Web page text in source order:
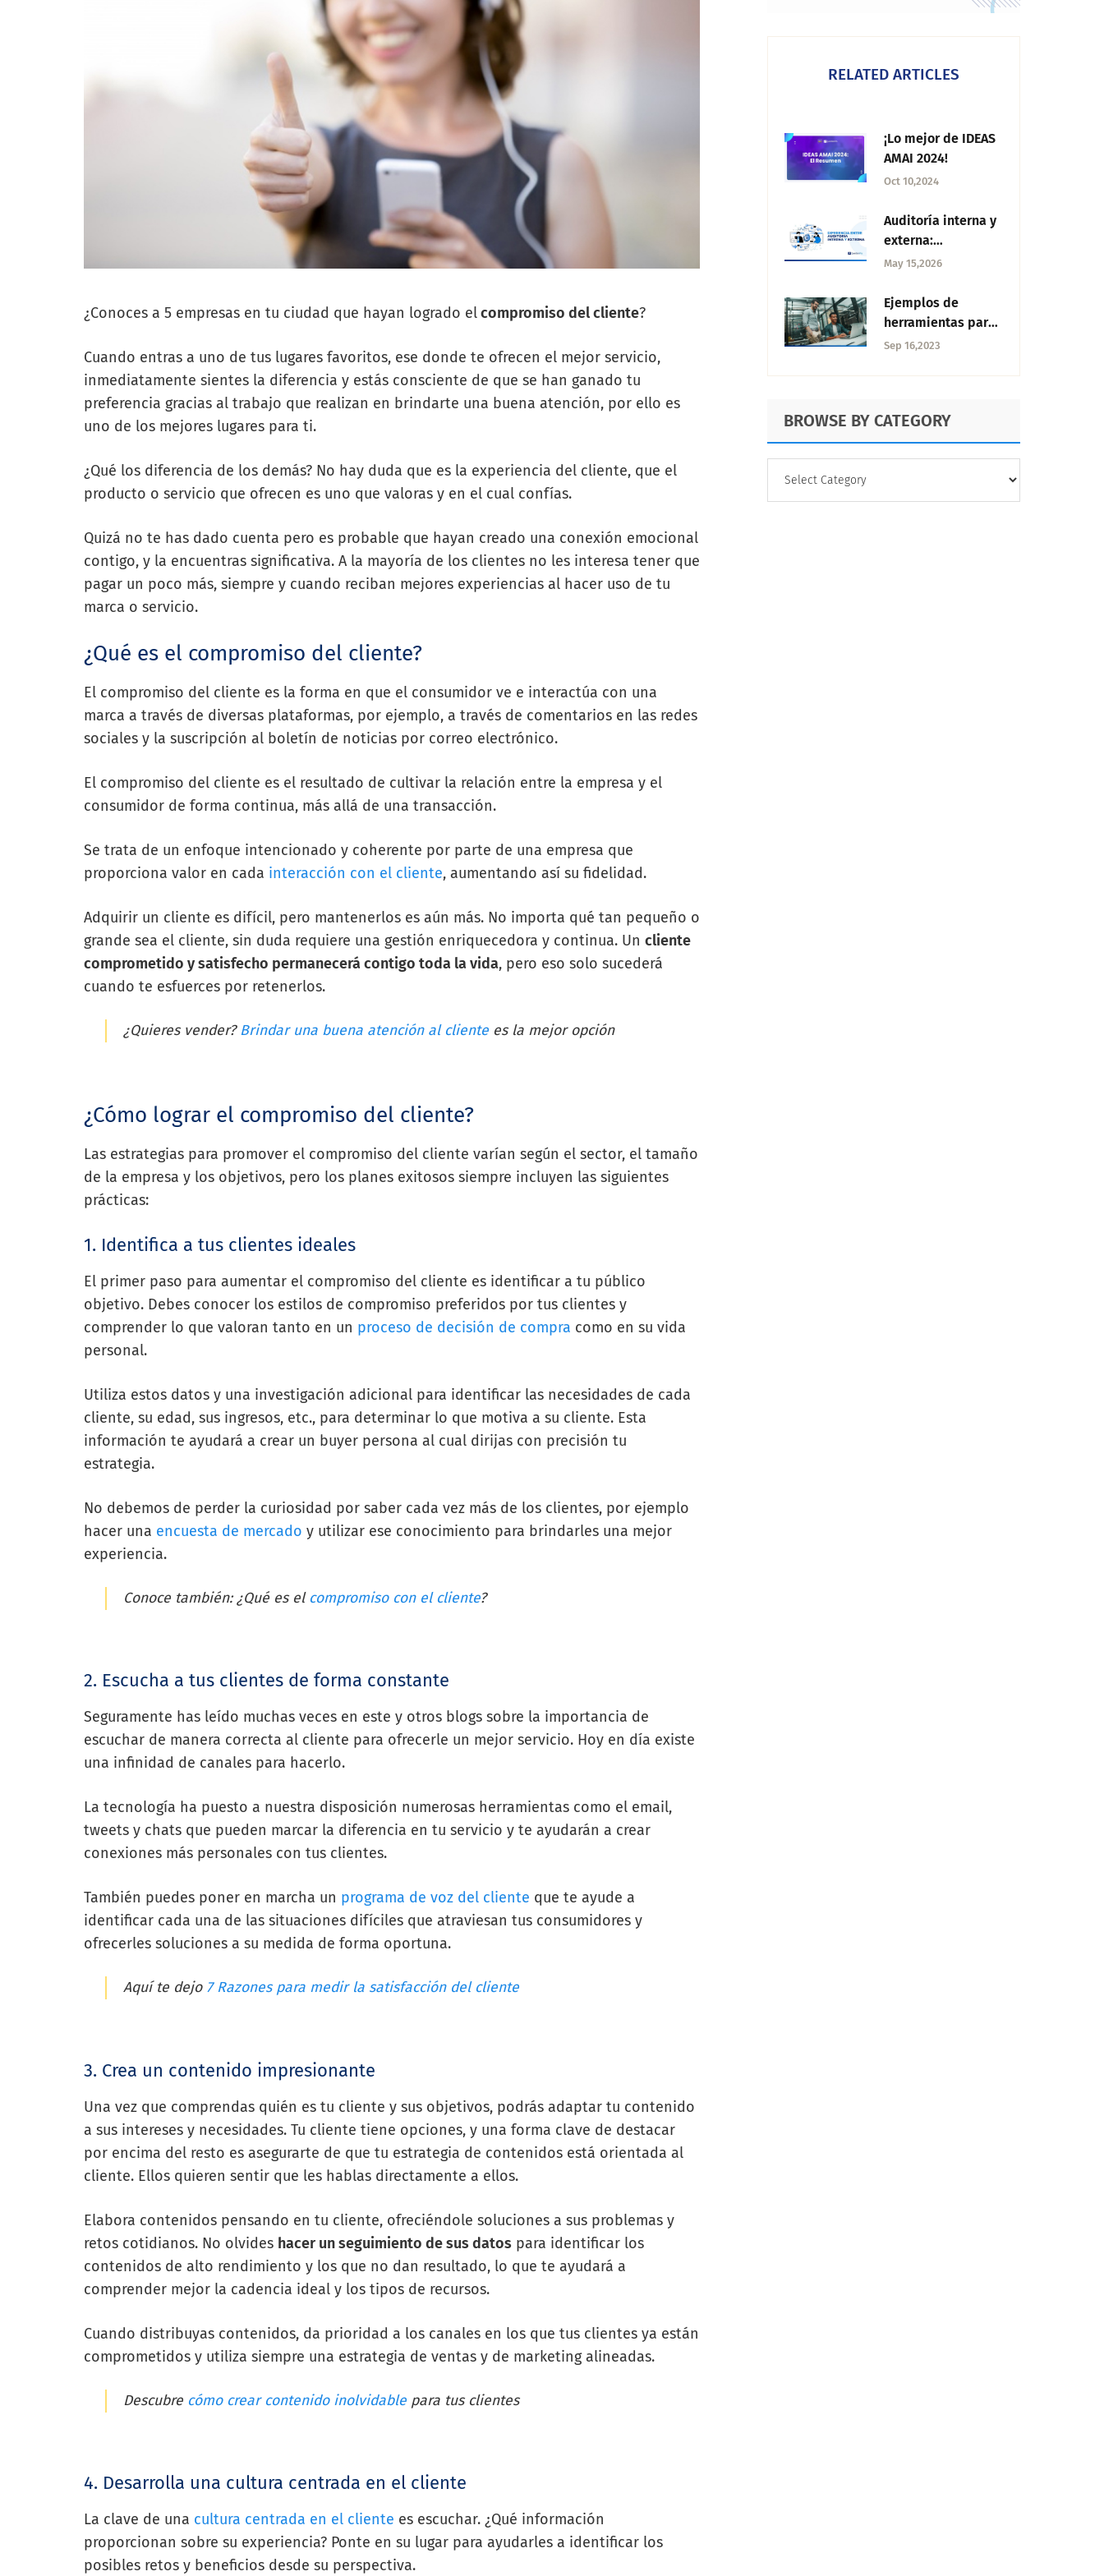
¿Conoces a 5 empresas en tu ciudad que hayan logrado elcompromiso del cliente?
Cuando entras a uno de tus lugares favoritos, ese donde te ofrecen el mejor servicio,
inmediatamente sientes la diferencia y estás consciente de que se han ganado tu
preferencia gracias al trabajo que realizan en brindarte una buena atención, por ello es
uno de los mejores lugares para ti.
¿Qué los diferencia de los demás? No hay duda que es la experiencia del cliente, que el
producto o servicio que ofrecen es uno que valoras y en el cual confías.
Quizá no te has dado cuenta pero es probable que hayan creado una conexión emocional
contigo, y la encuentras significativa. A la mayoría de los clientes no les interesa tener que
pagar un poco más, siempre y cuando reciban mejores experiencias al hacer uso de tu
marca o servicio.
¿Qué es el compromiso del cliente?
El compromiso del cliente es la forma en que el consumidor ve e interactúa con una
marca a través de diversas plataformas, por ejemplo, a través de comentarios en las redes
sociales y la suscripción al boletín de noticias por correo electrónico.
El compromiso del cliente es el resultado de cultivar la relación entre la empresa y el
consumidor de forma continua, más allá de una transacción.
Se trata de un enfoque intencionado y coherente por parte de una empresa que
proporciona valor en cada interacción con el cliente, aumentando así su fidelidad.
Adquirir un cliente es difícil, pero mantenerlos es aún más. No importa qué tan pequeño o
grande sea el cliente, sin duda requiere una gestión enriquecedora y continua. Un cliente
comprometido y satisfecho permanecerá contigo toda la vida, pero eso solo sucederá
cuando te esfuerces por retenerlos.
¿Quieres vender?Brindar una buena atención al cliente es la mejor opción
¿Cómo lograr el compromiso del cliente?
Las estrategias para promover el compromiso del cliente varían según el sector, el tamaño
de la empresa y los objetivos, pero los planes exitosos siempre incluyen las siguientes
prácticas:
1. Identifica a tus clientes ideales
El primer paso para aumentar el compromiso del cliente es identificar a tu público
objetivo. Debes conocer los estilos de compromiso preferidos por tus clientes y
comprender lo que valoran tanto en un proceso de decisión de compra como en su vida
personal.
Utiliza estos datos y una investigación adicional para identificar las necesidades de cada
cliente, su edad, sus ingresos, etc., para determinar lo que motiva a su cliente. Esta
información te ayudará a crear un buyer persona al cual dirijas con precisión tu
estrategia.
No debemos de perder la curiosidad por saber cada vez más de los clientes, por ejemplo
hacer una encuesta de mercado y utilizar ese conocimiento para brindarles una mejor
experiencia.
Conoce también: ¿Qué es el compromiso con el cliente?
2. Escucha a tus clientes de forma constante
Seguramente has leído muchas veces en este y otros blogs sobre la importancia de
escuchar de manera correcta al cliente para ofrecerle un mejor servicio. Hoy en día existe
una infinidad de canales para hacerlo.
La tecnología ha puesto a nuestra disposición numerosas herramientas como el email,
tweets y chats que pueden marcar la diferencia en tu servicio y te ayudarán a crear
conexiones más personales con tus clientes.
También puedes poner en marcha un programa de voz del cliente que te ayude a
identificar cada una de las situaciones difíciles que atraviesan tus consumidores y
ofrecerles soluciones a su medida de forma oportuna.
Aquí te dejo 7 Razones para medir la satisfacción del cliente
3. Crea un contenido impresionante
Una vez que comprendas quién es tu cliente y sus objetivos, podrás adaptar tu contenido
a sus intereses y necesidades. Tu cliente tiene opciones, y una forma clave de destacar
por encima del resto es asegurarte de que tu estrategia de contenidos está orientada al
cliente. Ellos quieren sentir que les hablas directamente a ellos.
Elabora contenidos pensando en tu cliente, ofreciéndole soluciones a sus problemas y
retos cotidianos. No olvides hacer un seguimiento de sus datos para identificar los
contenidos de alto rendimiento y los que no dan resultado, lo que te ayudará a
comprender mejor la cadencia ideal y los tipos de recursos.
Cuando distribuyas contenidos, da prioridad a los canales en los que tus clientes ya están
comprometidos y utiliza siempre una estrategia de ventas y de marketing alineadas.
Descubre cómo crear contenido inolvidable para tus clientes
4. Desarrolla una cultura centrada en el cliente
La clave de una cultura centrada en el cliente es escuchar. ¿Qué información
proporcionan sobre su experiencia? Ponte en su lugar para ayudarles a identificar los
posibles retos y beneficios desde su perspectiva.
RELATED ARTICLES
¡Lo mejor de IDEAS
AMAI 2024!
Oct 10,2024
Auditoría interna y
externa:
Diferencias,
se complementan
May 15,2026
Ejemplos de
herramientas para
pruebas de
Sep 16,2023
BROWSE BY CATEGORY
CATEGORY